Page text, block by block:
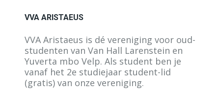
VVA ARISTAEUS
VVA Aristaeus is dé vereniging voor oud-
studenten van Van Hall Larenstein en
Yuverta mbo Velp. Als student ben je
vanaf het 2e studiejaar student-lid
(gratis) van onze vereniging.